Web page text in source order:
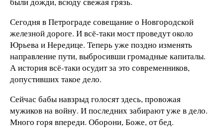
Сегодня в Петрограде совещание о Новгородской
железной дороге. И всё-таки мост проведут около
Юрьева и Нередице. Теперь уже поздно изменять
направление пути, выбросивши громадные капиталы.
А история всё-таки осудит за это современников,
допустивших такое дело.
Сейчас бабы навзрыд голосят здесь, провожая
мужиков на войну. И последних забирают уже в дело.
Много горя впереди. Оборони, Боже, от бед.